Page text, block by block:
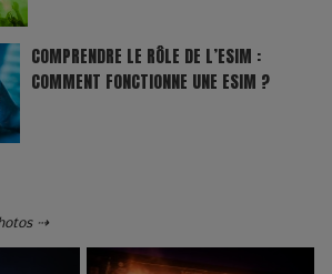
COMPRENDRE LE RÔLE DE L’ESIM :
COMMENT FONCTIONNE UNE ESIM ?
⇢